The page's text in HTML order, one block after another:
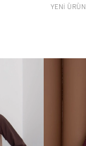
YENI ÜRÜN